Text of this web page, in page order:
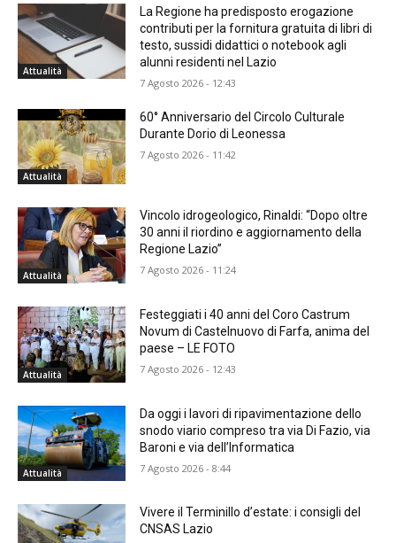
Attualità
La Regione ha predisposto erogazione
contributi per la fornitura gratuita di libri di
testo, sussidi didattici o notebook agli
alunni residenti nel Lazio
7 Agosto 2026 - 12:43
Attualità
60° Anniversario del Circolo Culturale
Durante Dorio di Leonessa
7 Agosto 2026 - 11:42
Attualità
Vincolo idrogeologico, Rinaldi: “Dopo oltre
30 anni il riordino e aggiornamento della
Regione Lazio”
7 Agosto 2026 - 11:24
Attualità
Festeggiati i 40 anni del Coro Castrum
Novum di Castelnuovo di Farfa, anima del
paese – LE FOTO
7 Agosto 2026 - 12:43
Attualità
Da oggi i lavori di ripavimentazione dello
snodo viario compreso tra via Di Fazio, via
Baroni e via dell’Informatica
7 Agosto 2026 - 8:44
Vivere il Terminillo d’estate: i consigli del
CNSAS Lazio